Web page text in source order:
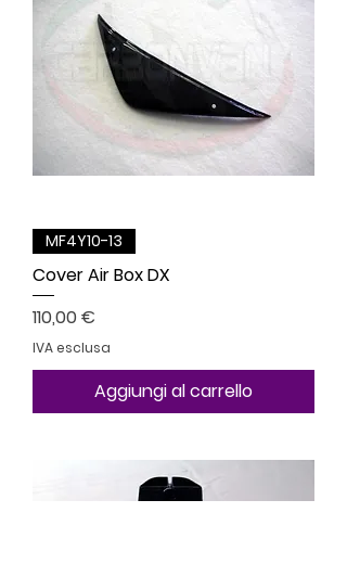
MF4Y10-13
Cover Air Box DX
Prezzo
110,00 €
IVA esclusa
Aggiungi al carrello